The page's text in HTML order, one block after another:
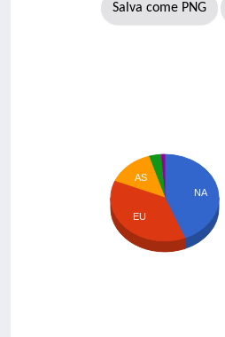
Salva come PNG
NA
AS
EU